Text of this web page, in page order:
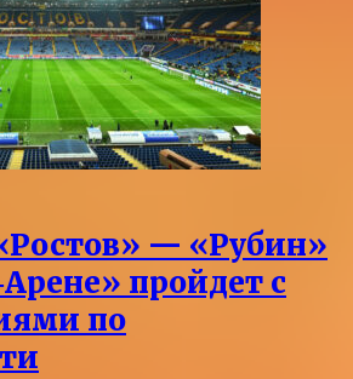
— «Рубин»
пройдет с
по